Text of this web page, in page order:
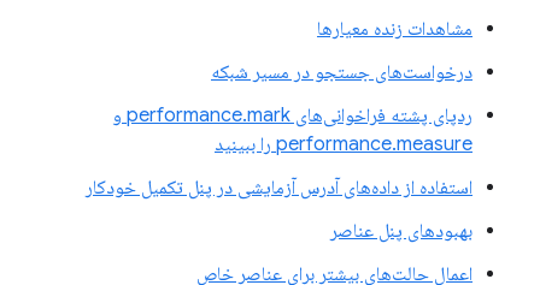
مشاهدات زنده معیارها
درخواست‌های جستجو در مسیر شبکه
ردپای پشته فراخوانی‌های performance.mark و
performance.measure را ببینید
استفاده از داده‌های آدرس آزمایشی در پنل تکمیل خودکار
بهبودهای پنل عناصر
اعمال حالت‌های بیشتر برای عناصر خاص